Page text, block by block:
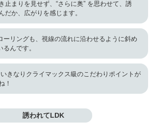
止まりを見せず、“さらに奥” を思わせて、誘
か、広がりを感じます。
ーリングも、視線の流れに沿わせるように斜め
るんです。
きなりクライマックス級のこだわりポイントが
！
誘われてLDK